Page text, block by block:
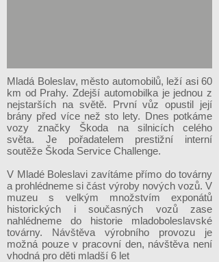
Mladá Boleslav, město automobilů, leží asi 60
km od Prahy. Zdejší automobilka je jednou z
nejstarších na světě. První vůz opustil její
brány před více než sto lety. Dnes potkáme
vozy značky Škoda na silnicích celého
světa. Je pořadatelem prestižní interní
soutěže Škoda Service Challenge.
V Mladé Boleslavi zavítáme přímo do továrny
a prohlédneme si část výroby nových vozů. V
muzeu s velkým množstvím exponátů
historických i současných vozů zase
nahlédneme do historie mladoboleslavské
továrny. Návštěva výrobního provozu je
možná pouze v pracovní den, návštěva není
vhodná pro děti mladší 6 let